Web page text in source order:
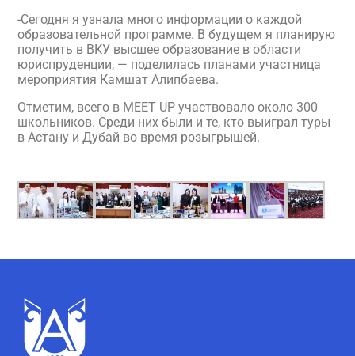
-Сегодня я узнала много информации о каждой
образовательной программе. В будущем я планирую
получить в ВКУ высшее образование в области
юриспруденции, — поделилась планами участница
мероприятия Камшат Алипбаева.
Отметим, всего в MEET UP участвовало около 300
школьников. Среди них были и те, кто выиграл туры
в Астану и Дубай во время розыгрышей.